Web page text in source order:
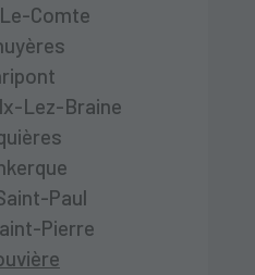
Comte
Lez-Braine
Paul
Pierre